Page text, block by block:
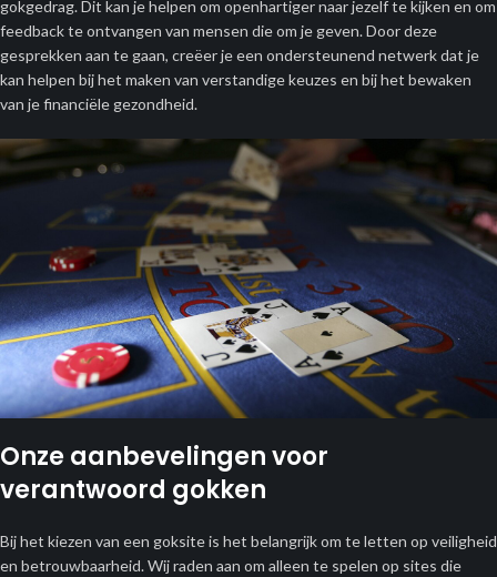
gokgedrag. Dit kan je helpen om openhartiger naar jezelf te kijken en om
feedback te ontvangen van mensen die om je geven. Door deze
gesprekken aan te gaan, creëer je een ondersteunend netwerk dat je
kan helpen bij het maken van verstandige keuzes en bij het bewaken
van je financiële gezondheid.
Onze aanbevelingen voor
verantwoord gokken
Bij het kiezen van een goksite is het belangrijk om te letten op veiligheid
en betrouwbaarheid. Wij raden aan om alleen te spelen op sites die